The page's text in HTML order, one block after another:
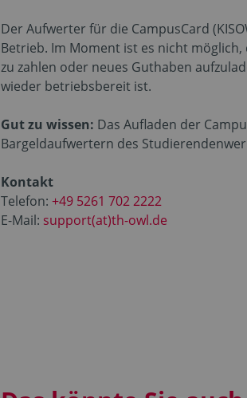
Der Aufwerter für die CampusCard
Betrieb. Im Moment ist es nicht
zu zahlen oder neues Guthaben
wieder betriebsbereit ist.
Gut zu wissen: Das Aufladen der
Bargeldaufwertern des
Kontakt
Telefon: +49 5261 702 2222
E-Mail: support(at)th-owl.de